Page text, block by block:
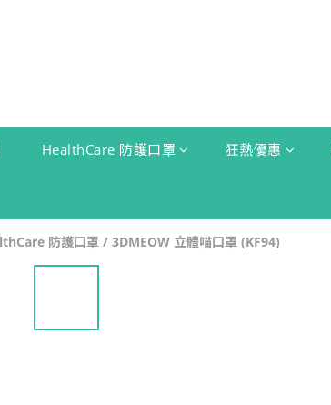
HealthCare 防護口罩 狂熱優惠
防護口罩 / 3DMEOW 立體喵口罩 (KF94)